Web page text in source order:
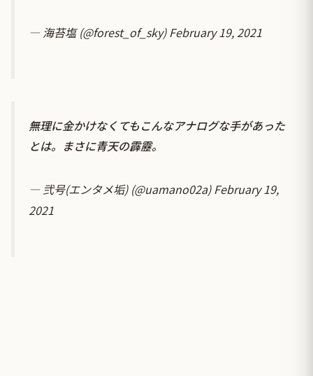
— 海苔塩 (@forest_of_sky)February 19, 2021
無理に金かけなくてもこんなアナログな手があった
とは。まさに青天の霹靂。
— 弐号(エンタメ垢) (@uamano02a)February 19,
2021